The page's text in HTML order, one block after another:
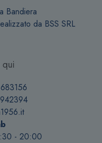
Bandiera
da BSS SRL
- 20:00